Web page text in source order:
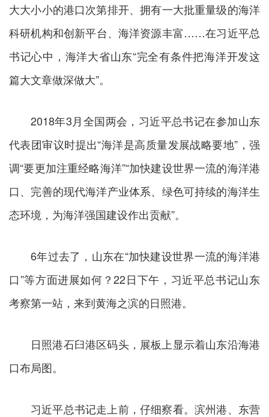
大大小小的港口次第排开、拥有一大批重量级的海洋
科研机构和创新平台、海洋资源丰富……在习近平总
书记心中，海洋大省山东“完全有条件把海洋开发这
篇大文章做深做大”。
2018年3月全国两会，习近平总书记在参加山东
代表团审议时提出“海洋是高质量发展战略要地”，强
调“要更加注重经略海洋”“加快建设世界一流的海洋港
口、完善的现代海洋产业体系、绿色可持续的海洋生
态环境，为海洋强国建设作出贡献”。
6年过去了，山东在“加快建设世界一流的海洋港
口”等方面进展如何？22日下午，习近平总书记山东
考察第一站，来到黄海之滨的日照港。
日照港石臼港区码头，展板上显示着山东沿海港
口布局图。
习近平总书记走上前，仔细察看。滨州港、东营